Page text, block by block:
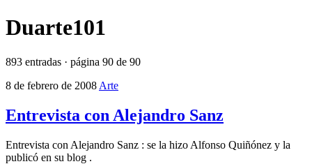
Duarte101
893 entradas · página 90 de 90
8 de febrero de 2008 Arte
Entrevista con Alejandro Sanz
Entrevista con Alejandro Sanz : se la hizo Alfonso Quiñónez y la
publicó en su blog .